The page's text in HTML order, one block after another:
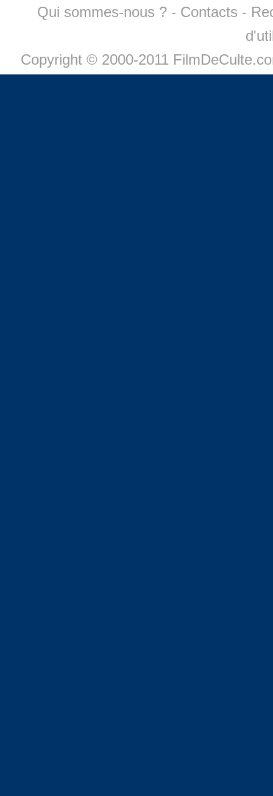
Qui sommes-nous ? - Contacts -
Copyright © 2000-2011